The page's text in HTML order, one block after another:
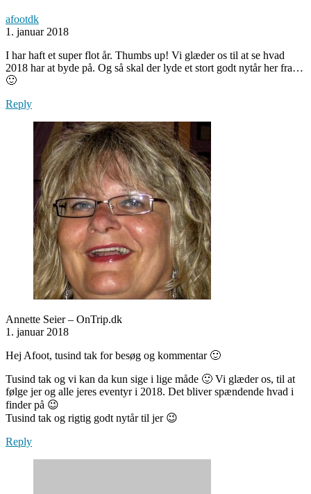
afootdk
1. januar 2018
I har haft et super flot år. Thumbs up! Vi glæder os til at se hvad
2018 har at byde på. Og så skal der lyde et stort godt nytår her fra…
🙂
Reply
Annette Seier – OnTrip.dk
1. januar 2018
Hej Afoot, tusind tak for besøg og kommentar 🙂
Tusind tak og vi kan da kun sige i lige måde 🙂 Vi glæder os, til at
følge jer og alle jeres eventyr i 2018. Det bliver spændende hvad i
finder på 😉
Tusind tak og rigtig godt nytår til jer 😉
Reply